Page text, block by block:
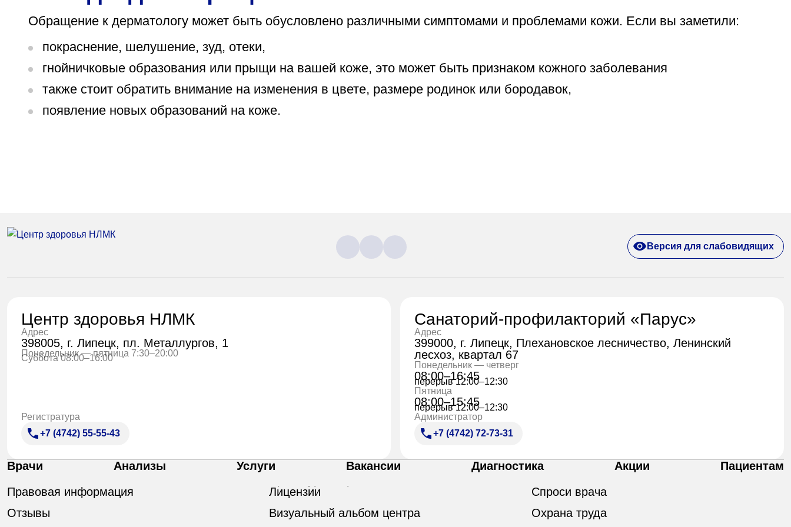
Обращение к дерматологу может быть обусловлено различными симптомами и проблемами кожи. Если вы заметили:
покраснение, шелушение, зуд, отеки,
гнойничковые образования или прыщи на вашей коже, это может быть признаком кожного заболевания
также стоит обратить внимание на изменения в цвете, размере родинок или бородавок,
появление новых образований на коже.
Версия для слабовидящих
Центр здоровья НЛМК
Адрес
398005, г. Липецк, пл. Металлургов, 1
Понедельник — пятница 7:30–20:00
Суббота 08:00–16:00
Регистратура
+7 (4742) 55-55-43
Санаторий-профилакторий «Парус»
Адрес
399000, г. Липецк, Плехановское лесничество, Ленинский
лесхоз, квартал 67
Понедельник — четверг
08:00–16:45
перерыв 12:00–12:30
Пятница
08:00–15:45
перерыв 12:00–12:30
Администратор
+7 (4742) 72-73-31
Врачи Анализы Услуги Вакансии Диагностика Акции
Пациентам
Правовая информация
Отзывы
Лицензии
Визуальный альбом центра
Спроси врача
Охрана труда